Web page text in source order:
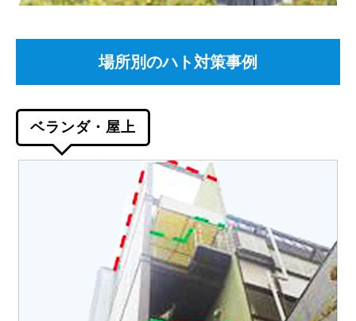
場所別のハト対策事例
ベランダ・屋上